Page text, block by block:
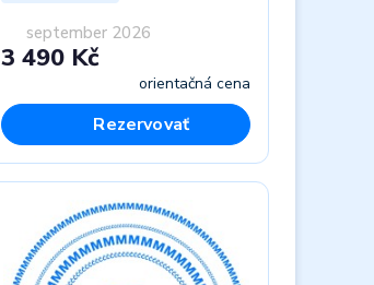
september 2026
3 490 Kč
orientačná cena
Rezervovať